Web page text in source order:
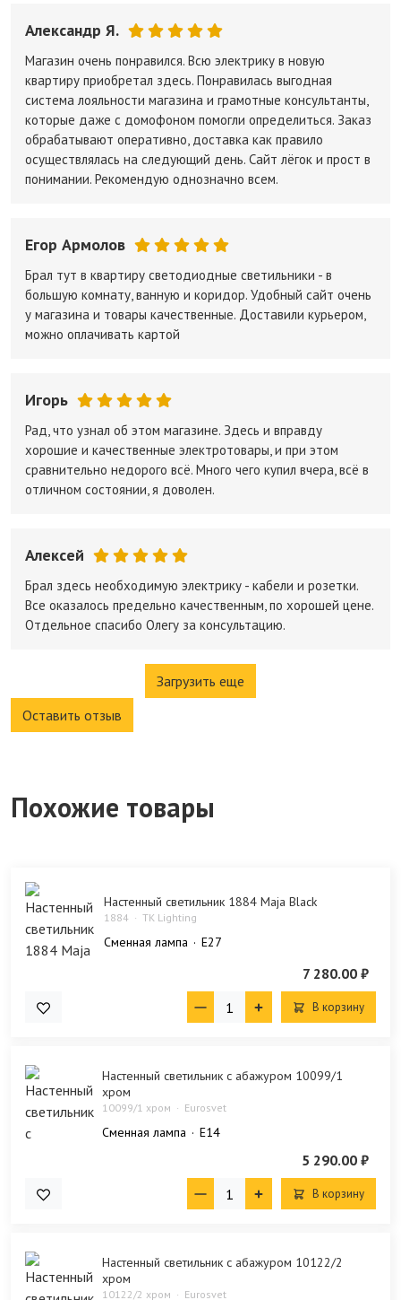
Александр Я.
Магазин очень понравился. Всю электрику в новую
квартиру приобретал здесь. Понравилась выгодная
система лояльности магазина и грамотные консультанты,
которые даже с домофоном помогли определиться. Заказ
обрабатывают оперативно, доставка как правило
осуществлялась на следующий день. Сайт лёгок и прост в
понимании. Рекомендую однозначно всем.
Егор Армолов
Брал тут в квартиру светодиодные светильники - в
большую комнату, ванную и коридор. Удобный сайт очень
у магазина и товары качественные. Доставили курьером,
можно оплачивать картой
Игорь
Рад, что узнал об этом магазине. Здесь и вправду
хорошие и качественные электротовары, и при этом
сравнительно недорого всё. Много чего купил вчера, всё в
отличном состоянии, я доволен.
Алексей
Брал здесь необходимую электрику - кабели и розетки.
Все оказалось предельно качественным, по хорошей цене.
Отдельное спасибо Олегу за консультацию.
Загрузить еще
Оставить отзыв
Похожие товары
Настенный светильник 1884 Maja Black
1884 TK Lighting
Сменная лампа E27
7 280.00 ₽
В корзину
Настенный светильник с абажуром 10099/1
хром
10099/1 хром Eurosvet
Сменная лампа E14
5 290.00 ₽
В корзину
Настенный светильник с абажуром 10122/2
хром
10122/2 хром Eurosvet